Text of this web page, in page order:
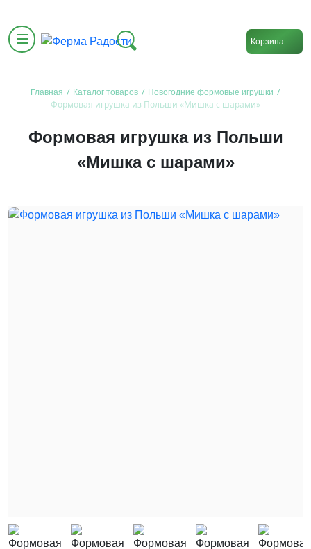
Корзина
Главная / Каталог товаров / Новогодние формовые игрушки /
Формовая игрушка из Польши «Мишка с шарами»
Формовая игрушка из Польши
«Мишка с шарами»